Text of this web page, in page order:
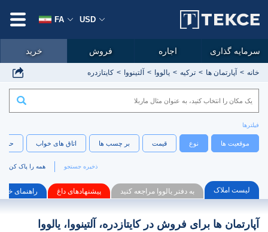
خانه آپارتمان ها ترکیه یالووا آلتینووا کایتازدره
فیلترها
موقعیت ها نوع قیمت بر چسب ها اتاق های خواب
همه را پاک کن ذخیره جستجو
لیست املاک به دفتر یالووا مراجعه کنید پیشنهادهای داغ راهنمای
آپارتمان ها برای فروش در کایتازدره، آلتینووا، یالووا
USD
FA
خرید فروش اجاره سرمایه گذاری